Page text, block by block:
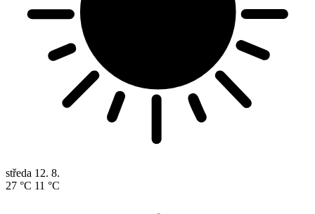
středa 12. 8.
27 °C 11 °C